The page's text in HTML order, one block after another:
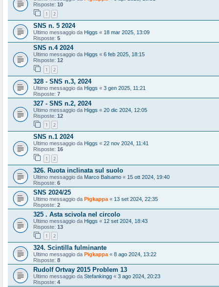
Risposte: 10
1 2
SNS n. 5 2024
Ultimo messaggio da Higgs « 18 mar 2025, 13:09
Risposte: 5
SNS n.4 2024
Ultimo messaggio da Higgs « 6 feb 2025, 18:15
Risposte: 12
1 2
328 - SNS n.3, 2024
Ultimo messaggio da Higgs « 3 gen 2025, 11:21
Risposte: 7
327 - SNS n.2, 2024
Ultimo messaggio da Higgs « 20 dic 2024, 12:05
Risposte: 12
1 2
SNS n.1 2024
Ultimo messaggio da Higgs « 22 nov 2024, 11:41
Risposte: 16
1 2
326. Ruota inclinata sul suolo
Ultimo messaggio da Marco Balsamo « 15 ott 2024, 19:40
Risposte: 6
SNS 2024/25
Ultimo messaggio da Pigkappa « 13 set 2024, 22:35
Risposte: 2
325 . Asta scivola nel circolo
Ultimo messaggio da Higgs « 12 set 2024, 18:43
Risposte: 13
1 2
324. Scintilla fulminante
Ultimo messaggio da Pigkappa« 8 ago 2024, 13:22
Risposte: 8
Rudolf Ortvay 2015 Problem 13
Ultimo messaggio da Stefankingg « 3 ago 2024, 20:23
Risposte: 4